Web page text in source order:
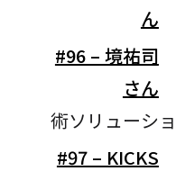
ん
#96 – 境祐司
さん
術ソリューシ
#97 – KICKS